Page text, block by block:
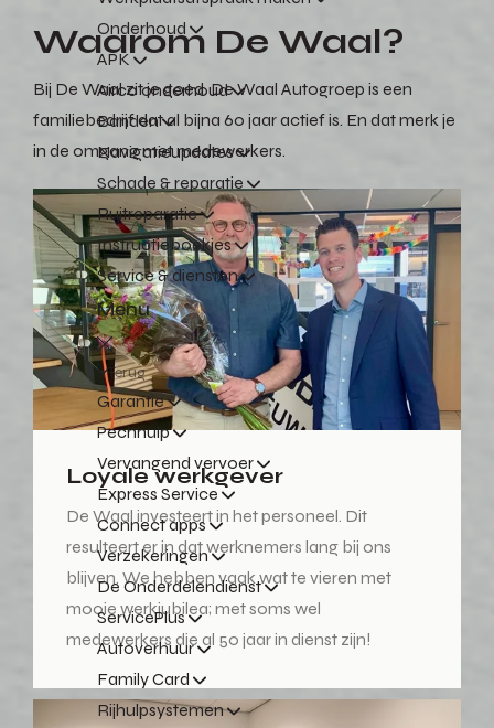
Onderhoud
APK
Airco onderhoud
Banden
Navigatieupdates
Schade & reparatie
Ruitreparatie
Instructieboekjes
Service & diensten
Menu
Terug
Garantie
Pechhulp
Vervangend vervoer
Express Service
Connect apps
Verzekeringen
De Onderdelendienst
ServicePlus
Autoverhuur
Family Card
Rijhulpsystemen
Waarom De Waal?
Bij De Waal zit je goed. De Waal Autogroep is een
familiebedrijf dat al bijna 60 jaar actief is. En dat merk je
in de omgang met medewerkers.
Loyale werkgever
De Waal investeert in het personeel. Dit
resulteert er in dat werknemers lang bij ons
blijven. We hebben vaak wat te vieren met
mooie werkjubilea; met soms wel
medewerkers die al 50 jaar in dienst zijn!